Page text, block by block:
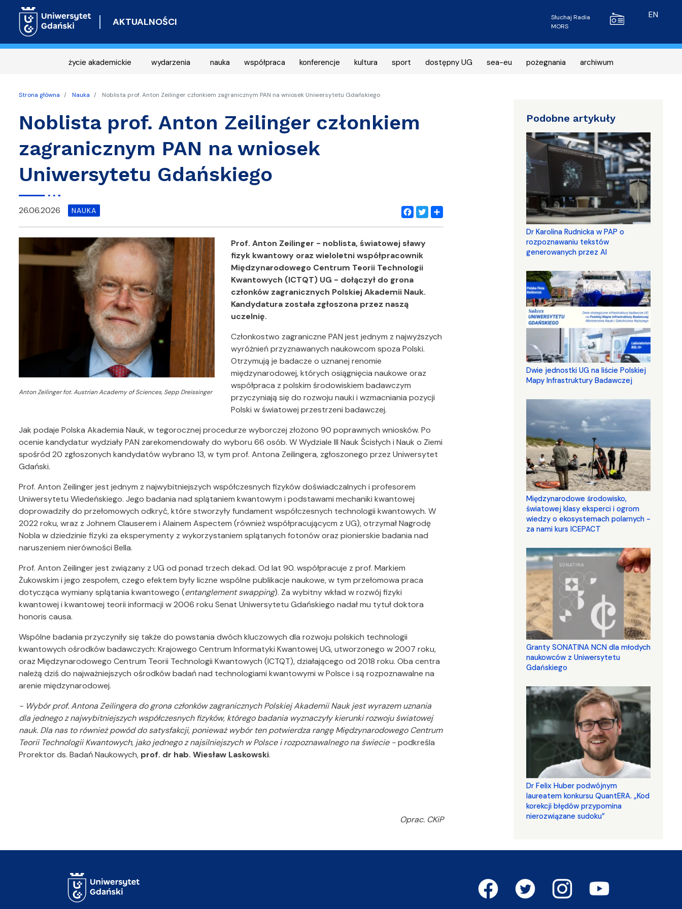
AKTUALNOŚCI Radio MORS
Słuchaj Radia
MORS
EN
życie akademickie wydarzenia nauka współpraca konferencje kultura sport dostępny UG sea-eu pożegnania archiwum
Strona główna Nauka Noblista prof. Anton Zeilinger członkiem zagranicznym PAN na wniosek Uniwersytetu Gdańskiego
Noblista prof. Anton Zeilinger członkiem
zagranicznym PAN na wniosek
Uniwersytetu Gdańskiego
Facebook
Twitter
Share
26.06.2026 NAUKA
Anton Zeilinger fot. Austrian Academy of Sciences, Sepp Dreissinger
Prof. Anton Zeilinger - noblista, światowej sławy
fizyk kwantowy oraz wieloletni współpracownik
Międzynarodowego Centrum Teorii Technologii
Kwantowych (ICTQT) UG - dołączył do grona
członków zagranicznych Polskiej Akademii Nauk.
Kandydatura została zgłoszona przez naszą
uczelnię.
Członkostwo zagraniczne PAN jest jednym z najwyższych
wyróżnień przyznawanych naukowcom spoza Polski.
Otrzymują je badacze o uznanej renomie
międzynarodowej, których osiągnięcia naukowe oraz
współpraca z polskim środowiskiem badawczym
przyczyniają się do rozwoju nauki i wzmacniania pozycji
Polski w światowej przestrzeni badawczej.
Jak podaje Polska Akademia Nauk, w tegorocznej procedurze wyborczej złożono 90 poprawnych wniosków. Po
ocenie kandydatur wydziały PAN zarekomendowały do wyboru 66 osób. W Wydziale III Nauk Ścisłych i Nauk o Ziemi
spośród 20 zgłoszonych kandydatów wybrano 13, w tym prof. Antona Zeilingera, zgłoszonego przez Uniwersytet
Gdański.
Prof. Anton Zeilinger jest jednym z najwybitniejszych współczesnych fizyków doświadczalnych i profesorem
Uniwersytetu Wiedeńskiego. Jego badania nad splątaniem kwantowym i podstawami mechaniki kwantowej
doprowadziły do przełomowych odkryć, które stworzyły fundament współczesnych technologii kwantowych. W
2022 roku, wraz z Johnem Clauserem i Alainem Aspectem (również współpracującycm z UG), otrzymał Nagrodę
Nobla w dziedzinie fizyki za eksperymenty z wykorzystaniem splątanych fotonów oraz pionierskie badania nad
naruszeniem nierówności Bella.
Prof. Anton Zeilinger jest związany z UG od ponad trzech dekad. Od lat 90. współpracuje z prof. Markiem
Żukowskim i jego zespołem, czego efektem były liczne wspólne publikacje naukowe, w tym przełomowa praca
dotycząca wymiany splątania kwantowego (entanglement swapping). Za wybitny wkład w rozwój fizyki
kwantowej i kwantowej teorii informacji w 2006 roku Senat Uniwersytetu Gdańskiego nadał mu tytuł doktora
honoris causa.
Wspólne badania przyczyniły się także do powstania dwóch kluczowych dla rozwoju polskich technologii
kwantowych ośrodków badawczych: Krajowego Centrum Informatyki Kwantowej UG, utworzonego w 2007 roku,
oraz Międzynarodowego Centrum Teorii Technologii Kwantowych (ICTQT), działającego od 2018 roku. Oba centra
należą dziś do najważniejszych ośrodków badań nad technologiami kwantowymi w Polsce i są rozpoznawalne na
arenie międzynarodowej.
- Wybór prof. Antona Zeilingera do grona członków zagranicznych Polskiej Akademii Nauk jest wyrazem uznania
dla jednego z najwybitniejszych współczesnych fizyków, którego badania wyznaczyły kierunki rozwoju światowej
nauk. Dla nas to również powód do satysfakcji, ponieważ wybór ten potwierdza rangę Międzynarodowego Centrum
Teorii Technologii Kwantowych, jako jednego z najsilniejszych w Polsce i rozpoznawalnego na świecie -podkreśla
Prorektor ds. Badań Naukowych, prof. dr hab. Wiesław Laskowski.
Oprac. CKiP
Podobne artykuły
Dr Karolina Rudnicka w PAP o
rozpoznawaniu tekstów
generowanych przez AI
Dwie jednostki UG na liście Polskiej
Mapy Infrastruktury Badawczej
Międzynarodowe środowisko,
światowej klasy eksperci i ogrom
wiedzy o ekosystemach polarnych -
za nami kurs ICEPACT
Granty SONATINA NCN dla młodych
naukowców z Uniwersytetu
Gdańskiego
Dr Felix Huber podwójnym
laureatem konkursu QuantERA. „Kod
korekcji błędów przypomina
nierozwiązane sudoku”